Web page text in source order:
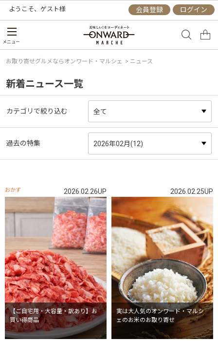
ようこそ、 ゲスト様 会員登録 ログイン
メニュー
お取り寄せグルメならオンワード・マルシェ > ニュース
新着ニュース一覧
カテゴリで絞り込む
過去の特集
【ご自宅用・大容量・訳あり】お
買い得商品
おかず 2026.02.26UP
実は大人気のオンワード・マルシ
ェのお米のお取り寄せ
2026.02.25UP